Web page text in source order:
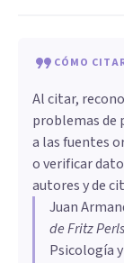
CÓMO
Al citar,
problemas de
a las fuentes
o verificar
autores y de
Juan
de Fritz
Psicología